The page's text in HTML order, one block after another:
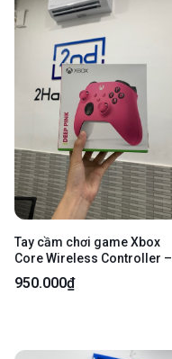
Tay cầm chơi game Xbox
Core Wireless Controller –
Deep Pink - Newseal
950.000₫